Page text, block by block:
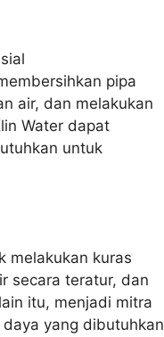
pipa
air, dan melakukan
Water dapat
untuk
melakukan kuras
secara teratur, dan
itu, menjadi mitra
yang dibutuhkan